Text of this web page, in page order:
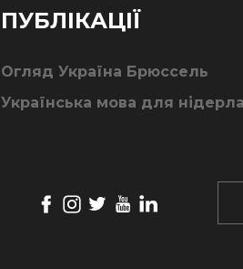
ПУБЛІКАЦІЇ
Огляд Україна Брюссель
Українська мова для